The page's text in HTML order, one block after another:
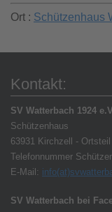
Ort : Schützenhaus
Kontakt:
SV Watterbach 1924
Schützenhaus
63931 Kirchzell -
Telefonnummer
E-Mail:
SV Watterbach bei